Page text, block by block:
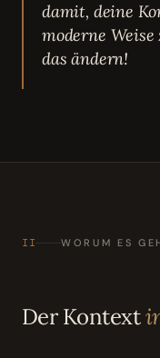
damit, deine
moderne
das ändern!
II WORUM ES
Der Kontext